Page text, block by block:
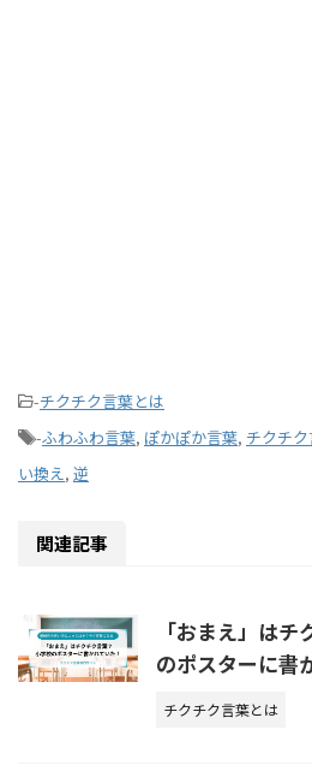
-チクチク言葉とは
-ふわふわ言葉, ぽかぽか言葉, チクチ
い換え, 逆
関連記事
「おまえ」は
のポスターに書
チクチク言葉とは